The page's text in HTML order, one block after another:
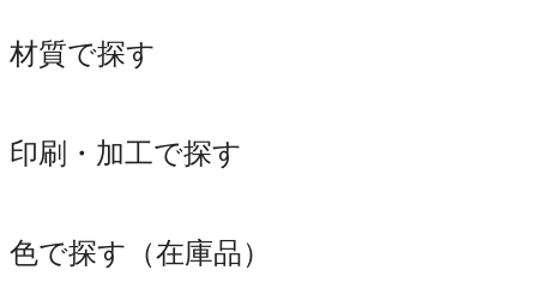
材質で探す
印刷・加工で探す
色で探す（在庫品）